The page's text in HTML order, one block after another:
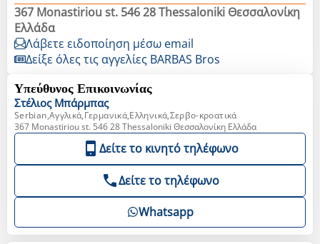
367 Monastiriou st. 546 28 Thessaloniki Θεσσαλονίκη
Ελλάδα
Λάβετε ειδοποίηση μέσω email
Δείξε όλες τις αγγελίες BARBAS Bros
Υπεύθυνος Επικοινωνίας
Στέλιος Μπάρμπας
Serbian,Αγγλικά,Γερμανικά,Ελληνικά,Σερβο-κροατικά
367 Monastiriou st. 546 28 Thessaloniki Θεσσαλονίκη Ελλάδα
Δείτε το κινητό τηλέφωνο
Δείτε το τηλέφωνο
Whatsapp